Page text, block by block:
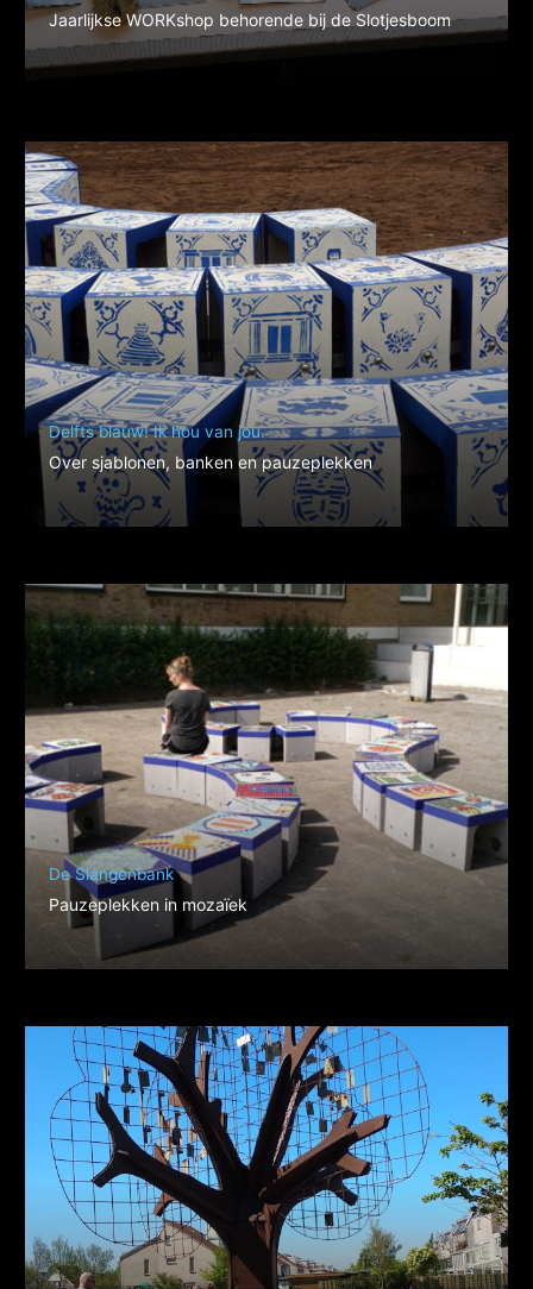
Jaarlijkse WORKshop behorende bij de Slotjesboom
Delfts blauw! Ik hou van jou.
Over sjablonen, banken en pauzeplekken
De Slangenbank
Pauzeplekken in mozaïek